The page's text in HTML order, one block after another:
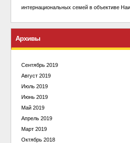
интернациональных семей в объективе
Архивы
Сентябрь 2019
Август 2019
Июль 2019
Июнь 2019
Май 2019
Апрель 2019
Март 2019
Октябрь 2018